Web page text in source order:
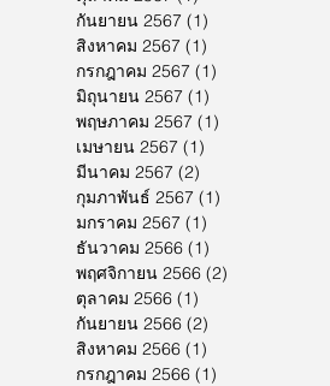
กันยายน 2567 (1)
สิงหาคม 2567 (1)
กรกฎาคม 2567 (1)
มิถุนายน 2567 (1)
พฤษภาคม 2567 (1)
เมษายน 2567 (1)
มีนาคม 2567 (2)
กุมภาพันธ์ 2567 (1)
มกราคม 2567 (1)
ธันวาคม 2566 (1)
พฤศจิกายน 2566 (2)
ตุลาคม 2566 (1)
กันยายน 2566 (2)
สิงหาคม 2566 (1)
กรกฎาคม 2566 (1)